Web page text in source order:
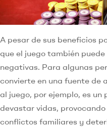
A pesar de sus beneficios
que el juego también
negativas. Para algunas
convierte en una fuente de
al juego, por ejemplo, es
devastar vidas,
conflictos familiares y